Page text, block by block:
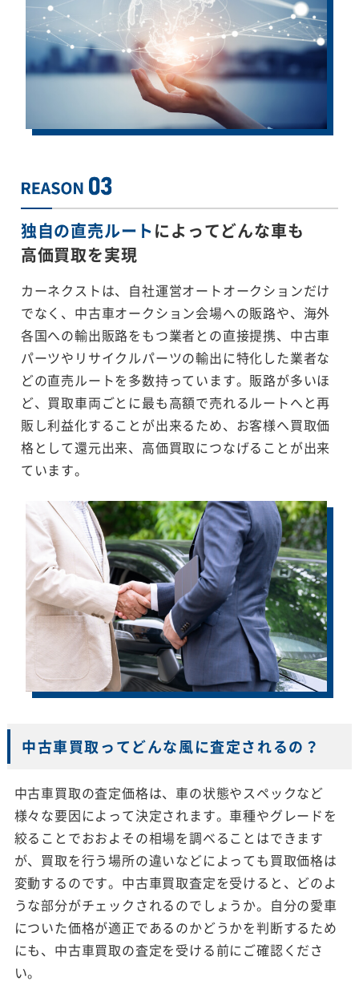
独自の直売ルートによってどんな車も
高価買取を実現
カーネクストは、自社運営オートオークションだけ
でなく、中古車オークション会場への販路や、海外
各国への輸出販路をもつ業者との直接提携、中古車
パーツやリサイクルパーツの輸出に特化した業者な
どの直売ルートを多数持っています。販路が多いほ
ど、買取車両ごとに最も高額で売れるルートへと再
販し利益化することが出来るため、お客様へ買取価
格として還元出来、高価買取につなげることが出来
ています。
中古車買取ってどんな風に査定されるの？
中古車買取の査定価格は、車の状態やスペックなど
様々な要因によって決定されます。車種やグレードを
絞ることでおおよその相場を調べることはできます
が、買取を行う場所の違いなどによっても買取価格は
変動するのです。中古車買取査定を受けると、どのよ
うな部分がチェックされるのでしょうか。自分の愛車
についた価格が適正であるのかどうかを判断するため
にも、中古車買取の査定を受ける前にご確認くださ
い。